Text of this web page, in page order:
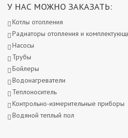
У НАС МОЖНО ЗАКАЗАТЬ:
Котлы отопления
Радиаторы отопления и
Насосы
Трубы
Бойлеры
Водонагреватели
Теплоноситель
Контрольно-измерительные приборы
Водяной теплый пол